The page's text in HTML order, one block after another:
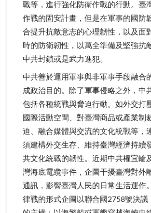
戰等，進行強化防衛作戰的行動。臺
作戰的固安計畫，但是在軍事的國防
合提升抗敵意志的心理韌性，以及面
時的防衛韌性，以萬全準備及堅強抗
中共封鎖或是武力進犯。
中共善於運用軍事與非軍事手段融合
成政治目的。除了軍事侵略之外，中
包括各種統戰與脅迫行動。如外交打
國際活動空間、對臺灣商品或產業制
迫、融合媒體與交流的文化統戰等，
須建構外交生存、維持臺灣經濟持續
共文化統戰的韌性。近期中共權宜輪
灣海底電纜事件，企圖干擾臺灣對外
通訊，影響臺灣人民的日常生活運作
律戰的形式企圖以聯合國2758號決議